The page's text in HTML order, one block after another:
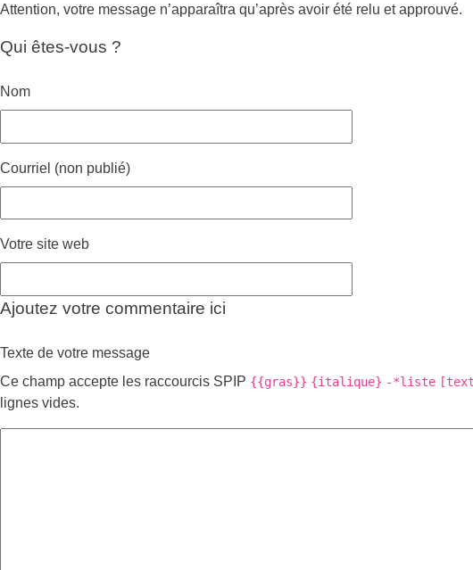
Attention, votre message n’apparaîtra qu’après avoir été relu et approuvé.
Qui êtes-vous ?
Nom
Courriel (non publié)
Votre site web
Ajoutez votre commentaire ici
Texte de votre message
Ce champ accepte les raccourcis SPIP {{gras}} {italique} -*liste
lignes vides.